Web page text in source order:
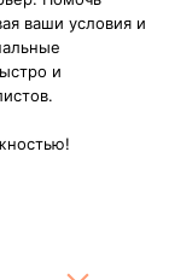
ваши условия и
и